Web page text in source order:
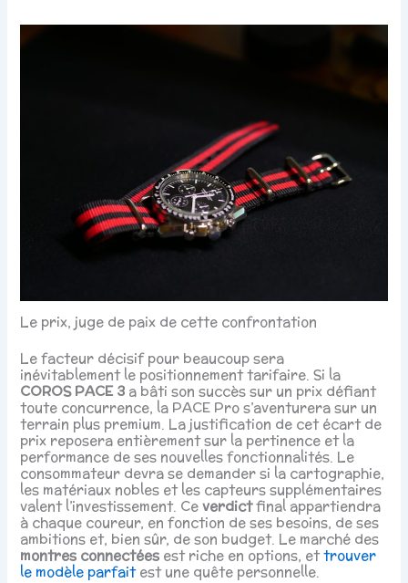
Le prix, juge de paix de cette confrontation
Le facteur décisif pour beaucoup sera
inévitablement le positionnement tarifaire. Si la
COROS PACE 3 a bâti son succès sur un prix défiant
toute concurrence, la PACE Pro s’aventurera sur un
terrain plus premium. La justification de cet écart de
prix reposera entièrement sur la pertinence et la
performance de ses nouvelles fonctionnalités. Le
consommateur devra se demander si la cartographie,
les matériaux nobles et les capteurs supplémentaires
valent l’investissement. Ceverdictfinal appartiendra
à chaque coureur, en fonction de ses besoins, de ses
ambitions et, bien sûr, de son budget. Le marché des
montres connectées est riche en options, ettrouver
le modèle parfaitest une quête personnelle.